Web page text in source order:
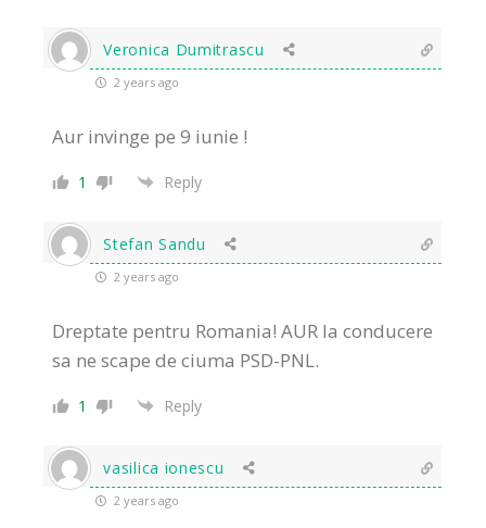
Veronica Dumitrascu
2 years ago
Aur invinge pe 9 iunie !
1 Reply
Stefan Sandu
2 years ago
Dreptate pentru Romania! AUR la conducere
sa ne scape de ciuma PSD-PNL.
1 Reply
vasilica ionescu
2 years ago